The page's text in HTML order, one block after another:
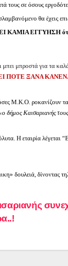
τους σε όσους
θα έχεις
ΚΑΜΙΑ ΕΓΓΥΗΣΗ ότι
μπροστά για τα
ΠΟΤΕ ΞΑΝΑ
Μ.Κ.Ο. ροκανίζουν
δήμος Καισαριανής
Η εταιρία λέγεται “
δουλειά, δίνοντας